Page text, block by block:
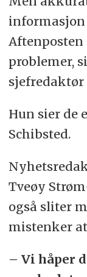
informasjon
Aftenposten
problemer,
sjefredaktør
Hun sier de
Schibsted.
Tveøy
også sliter
mistenker
– Vi håper